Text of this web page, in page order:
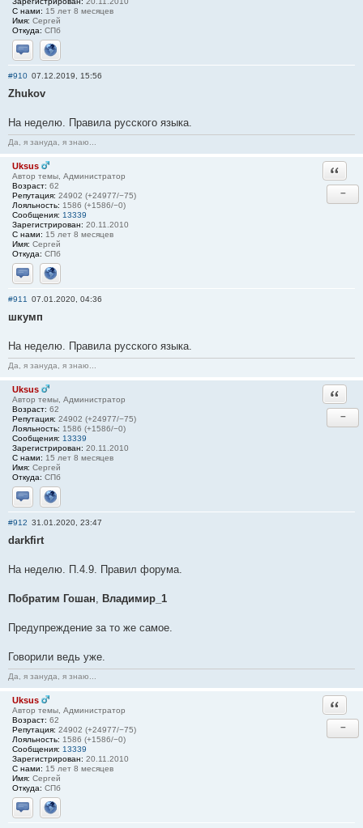
С нами: 15 лет 8 месяцев
Имя: Сергей
Откуда: СПб
Отправить личное сообщение
Сайт
#910 07.12.2019, 15:56
Zhukov
На неделю. Правила русского языка.
Да, я зануда, я знаю...
Uksus
Автор темы, Администратор
Возраст: 62
Репутация: 24902 (+24977/−75)
Лояльность: 1586 (+1586/−0)
Сообщения: 13339
Зарегистрирован: 20.11.2010
С нами: 15 лет 8 месяцев
Имя: Сергей
Откуда: СПб
Отправить личное сообщение
Сайт
−
#911 07.01.2020, 04:36
шкумп
На неделю. Правила русского языка.
Да, я зануда, я знаю...
Uksus
Автор темы, Администратор
Возраст: 62
Репутация: 24902 (+24977/−75)
Лояльность: 1586 (+1586/−0)
Сообщения: 13339
Зарегистрирован: 20.11.2010
С нами: 15 лет 8 месяцев
Имя: Сергей
Откуда: СПб
Отправить личное сообщение
Сайт
−
#912 31.01.2020, 23:47
darkfirt
На неделю. П.4.9. Правил форума.
Побратим Гошан, Владимир_1
Предупреждение за то же самое.
Говорили ведь уже.
Да, я зануда, я знаю...
Uksus
Автор темы, Администратор
Возраст: 62
Репутация: 24902 (+24977/−75)
Лояльность: 1586 (+1586/−0)
Сообщения: 13339
Зарегистрирован: 20.11.2010
С нами: 15 лет 8 месяцев
Имя: Сергей
Откуда: СПб
Отправить личное сообщение
Сайт
−